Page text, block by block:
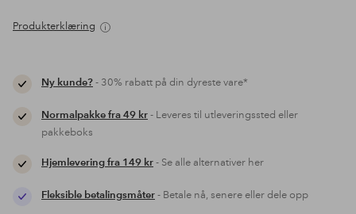
Produkterklæring
Ny kunde?- 30% rabatt på din dyreste vare*
Normalpakke fra 49 kr- Leveres til utleveringssted eller
pakkeboks
Hjemlevering fra 149 kr- Se alle alternativer her
Fleksible betalingsmåter- Betale nå, senere eller dele opp